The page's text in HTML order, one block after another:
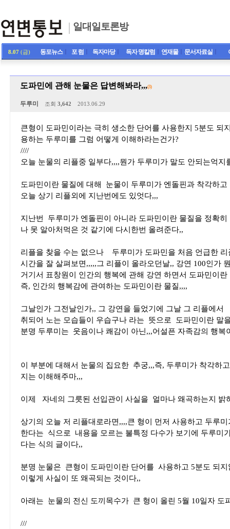
일대일토론방
8.07 (금) 동포뉴스ㅣ 포 럼 독자마당ㅣ 독자 명칼럼 연재물ㅣ 문서자료실
도파민에 관해 눈물은 답변해봐라,,,(3)
두루미 조회 3,642 2013.06.29
큰형이 도파민이라는 극히 생소한 단어를 사용한지 5분도 되
용하는 두루미를 그럼 어떻게 이해하라는건가?
////
오늘 눈물의 리플중 일부다,,,,뭔가 두루미가 말도 안되는억
도파민이란 물질에 대해 눈물이 두루미가 엔돌핀과 착각하
오늘 상기 리플외에 지난번에도 있엇다,,,
지난번 두루미가 엔돌핀이 아니라 도파민이란 물질을 정확
나 못 알아처먹은 것 같기에 다시한번 올려준다,,
리플을 찾을 수는 없으나 두루미가 도파민을 처음 언급한
시간을 잘 살펴보면,,,,,그 리플이 올라오던날,, 강연 100인가
거기서 표창원이 인간의 행복에 관해 강연 하면서 도파민이란
즉, 인간의 행복감에 관여하는 도파민이란 물질,,,,
그날인가 그전날인가,, 그 강연을 들었기에 그날 그 리플에
취되어 노는 모습들이 우습구나 라는 뜻으로 도파민이란 말
분명 두루미는 웃음이나 쾌감이 아닌,,,어설픈 자족감의 행복
이 부분에 대해서 눈물의 집요한 추궁,,,즉, 두루미가 착각하
지는 이해해주마,,,
이제 자네의 그릇된 선입관이 사실을 얼마나 왜곡하는지 밝
상기의 오늘 저 리플대로라면,,,,큰 형이 먼저 사용하고 두루
한다는 식으로 내용을 모르는 불특정 다수가 보기에 두루미
다는 식의 글이다,,
분명 눈물은 큰형이 도파민이란 단어를 사용하고 5분도 되
이렇게 사실이 또 왜곡되는 것이다,,
아래는 눈물의 전신 도끼목수가 큰 형이 올린 5월 10일자 도
///